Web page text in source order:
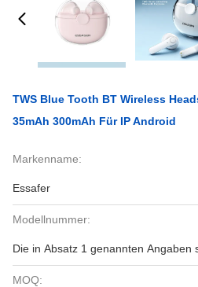
TWS Blue Tooth BT Wireless
35mAh 300mAh Für IP Android
Markenname:
Essafer
Modellnummer:
Die in Absatz 1 genannten Angaben
MOQ: